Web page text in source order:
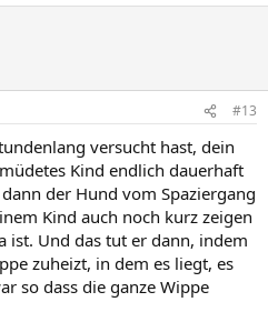
#13
versucht hast, dein
Kind endlich dauerhaft
der Hund vom Spaziergang
Kind auch noch kurz zeigen
ist. Und das tut er dann, indem
zuheizt, in dem es liegt, es
so dass die ganze Wippe